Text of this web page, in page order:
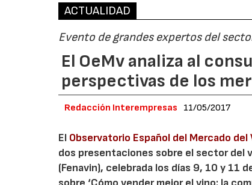
ACTUALIDAD
Evento de grandes expertos del
El OeMv analiza al
perspectivas de los
Redacción Interempresas 11/05/2017
El Observatorio Español del Mercado del
dos presentaciones sobre el sector del
(Fenavin), celebrada los días 9, 10 y 11